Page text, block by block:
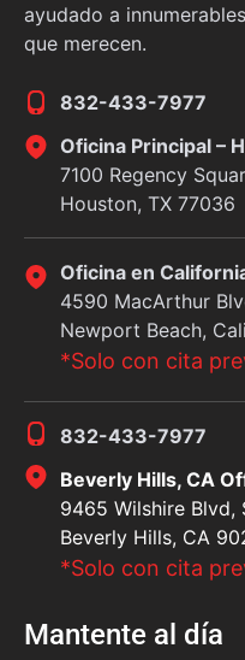
ayudado a
que merecen.
832-433-7977
Oficina Principal –
7100 Regency
Houston, TX 77036
Oficina en
4590 MacArthur
Newport Beach,
*Solo con cita
832-433-7977
Beverly Hills, CA
9465 Wilshire Blvd,
Beverly Hills, CA
*Solo con cita
Mantente al día